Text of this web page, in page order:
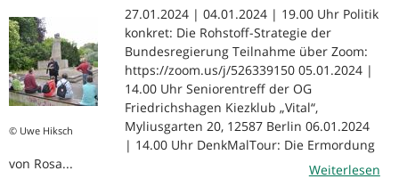
© Uwe Hiksch
27.01.2024 | 04.01.2024 | 19.00 Uhr Politik
konkret: Die Rohstoff-Strategie der
Bundesregierung Teilnahme über Zoom:
https://zoom.us/j/526339150 05.01.2024 |
14.00 Uhr Seniorentreff der OG
Friedrichshagen Kiezklub „Vital“,
Myliusgarten 20, 12587 Berlin 06.01.2024
| 14.00 Uhr DenkMalTour: Die Ermordung
von Rosa...
Weiterlesen